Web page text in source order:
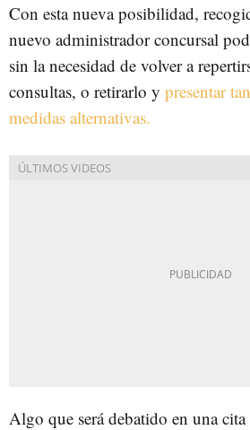
Con esta nueva posibilidad,
nuevo administrador concursal
sin la necesidad de volver a
consultas, o retirarlo y presentar
medidas alternativas.
Algo que será debatido en una cita